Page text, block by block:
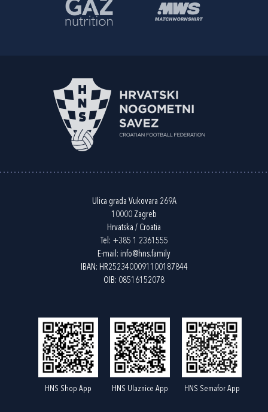
Ulica grada Vukovara 269A
10000 Zagreb
Hrvatska / Croatia
Tel: +385 1 2361555
E-mail: info@hns.family
IBAN: HR2523400091100187844
OIB: 08516152078
HNS Shop App HNS Ulaznice App HNS Semafor App